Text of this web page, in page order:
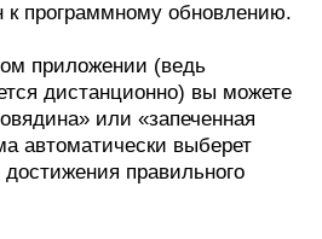
к программному обновлению.
приложении (ведь
дистанционно) вы можете
или «запеченная
автоматически выберет
правильного